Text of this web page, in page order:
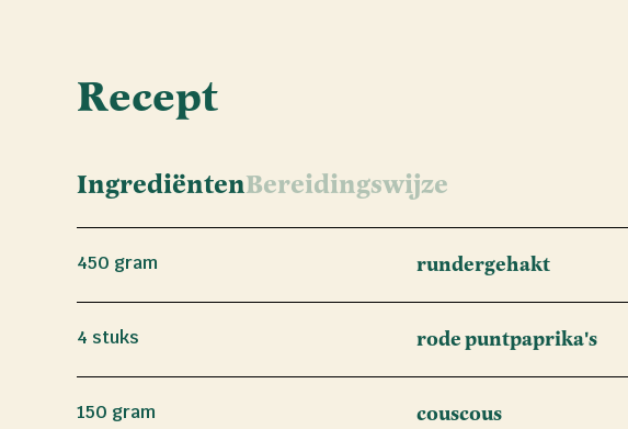
Recept
IngrediëntenBereidingswijze
450 gram rundergehakt
4 stuks rode puntpaprika's
150 gram couscous